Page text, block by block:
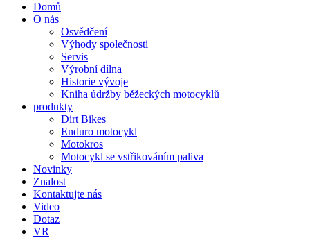
Domů
O nás
Osvědčení
Výhody společnosti
Servis
Výrobní dílna
Historie vývoje
Kniha údržby běžeckých motocyklů
produkty
Dirt Bikes
Enduro motocykl
Motokros
Motocykl se vstřikováním paliva
Novinky
Znalost
Kontaktujte nás
Video
Dotaz
VR